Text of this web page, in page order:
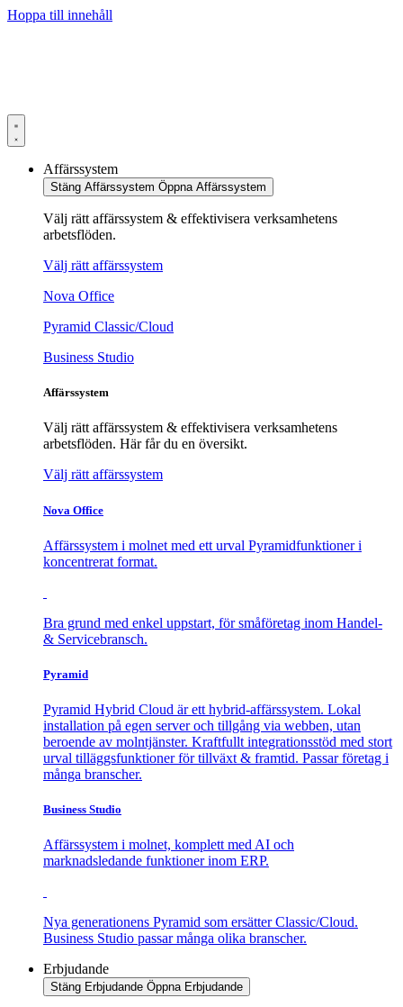
Hoppa till innehåll
Affärssystem
Stäng Affärssystem Öppna Affärssystem
Välj rätt affärssystem & effektivisera verksamhetens
arbetsflöden.
Välj rätt affärssystem
Nova Office
Pyramid Classic/Cloud
Business Studio
Affärssystem
Välj rätt affärssystem & effektivisera verksamhetens
arbetsflöden. Här får du en översikt.
Välj rätt affärssystem
Nova Office
Affärssystem i molnet med ett urval Pyramidfunktioner i
koncentrerat format.
Bra grund med enkel uppstart, för småföretag inom Handel-
& Servicebransch.
Pyramid
Pyramid Hybrid Cloud är ett hybrid-affärssystem. Lokal
installation på egen server och tillgång via webben, utan
beroende av molntjänster. Kraftfullt integrationsstöd med stort
urval tilläggsfunktioner för tillväxt & framtid. Passar företag i
många branscher.
Business Studio
Affärssystem i molnet, komplett med AI och
marknadsledande funktioner inom ERP.
Nya generationens Pyramid som ersätter Classic/Cloud.
Business Studio passar många olika branscher.
Erbjudande
Stäng Erbjudande Öppna Erbjudande